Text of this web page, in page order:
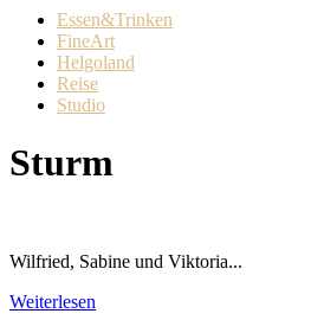
Essen&Trinken
FineArt
Helgoland
Reise
Studio
Sturm
Wilfried, Sabine und Viktoria...
Weiterlesen